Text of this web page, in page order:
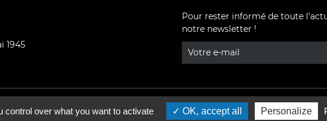
1945
YouTubePour rester informé de toute
notre newsletter !
over what you want to activate OK, accept all Personalize